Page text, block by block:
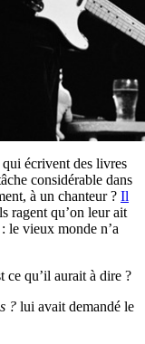
écrivent des livres
considérable dans
à un chanteur ? Il
ragent qu’on leur ait
le vieux monde n’a
ce qu’il aurait à dire ?
? lui avait demandé le